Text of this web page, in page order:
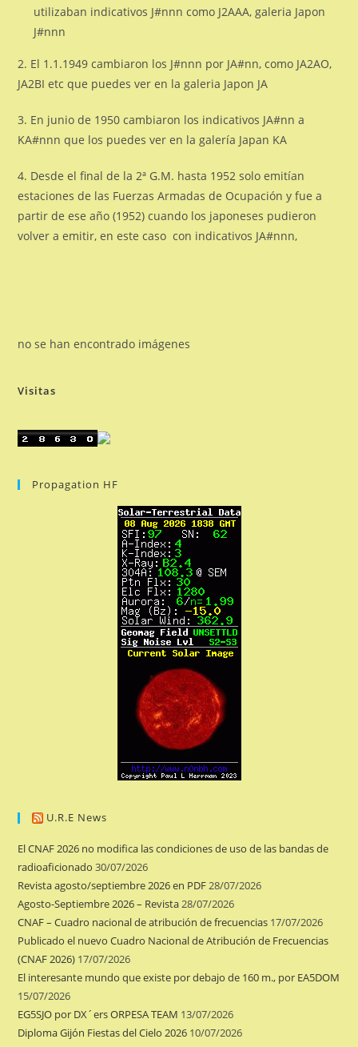
utilizaban indicativos J#nnn como J2AAA, galeria Japon
J#nnn
2. El 1.1.1949 cambiaron los J#nnn por JA#nn, como JA2AO,
JA2BI etc que puedes ver en la galeria Japon JA
3. En junio de 1950 cambiaron los indicativos JA#nn a
KA#nnn que los puedes ver en la galería Japan KA
4. Desde el final de la 2ª G.M. hasta 1952 solo emitían
estaciones de las Fuerzas Armadas de Ocupación y fue a
partir de ese año (1952) cuando los japoneses pudieron
volver a emitir, en este caso con indicativos JA#nnn,
no se han encontrado imágenes
Visitas
Propagation HF
U.R.E News
El CNAF 2026 no modifica las condiciones de uso de las bandas de
radioaficionado 30/07/2026
Revista agosto/septiembre 2026 en PDF28/07/2026
Agosto-Septiembre 2026 – Revista28/07/2026
CNAF – Cuadro nacional de atribución de frecuencias 17/07/2026
Publicado el nuevo Cuadro Nacional de Atribución de Frecuencias
(CNAF 2026) 17/07/2026
El interesante mundo que existe por debajo de 160 m., por EA5DOM
15/07/2026
EG5SJO por DX´ers ORPESA TEAM 13/07/2026
Diploma Gijón Fiestas del Cielo 2026 10/07/2026